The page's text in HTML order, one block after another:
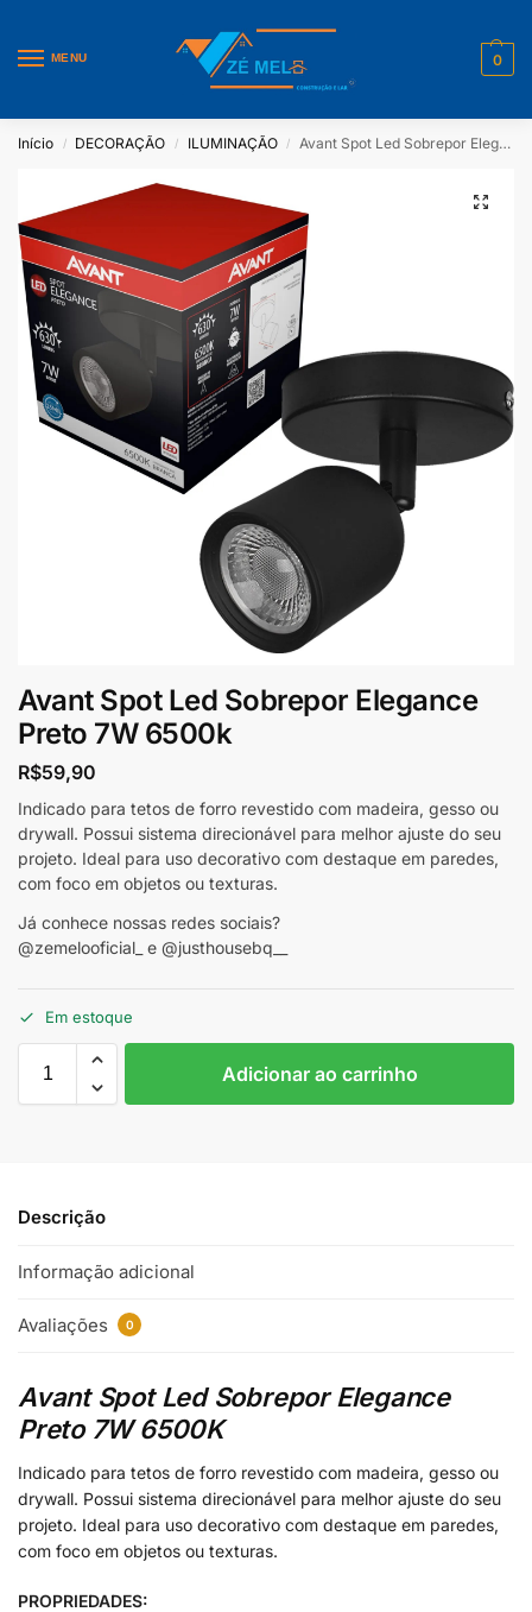
MENU 0
Início / DECORAÇÃO / ILUMINAÇÃO / Avant Spot Led Sobrepor Elegance Preto 7W 6500k
Avant Spot Led Sobrepor Elegance
Preto 7W 6500k
R$59,90
Indicado para tetos de forro revestido com madeira, gesso ou
drywall. Possui sistema direcionável para melhor ajuste do seu
projeto. Ideal para uso decorativo com destaque em paredes,
com foco em objetos ou texturas.
Já conhece nossas redes sociais?
@zemelooficial_ e @justhousebq__
Em estoque
Adicionar ao carrinho
Descrição
Informação adicional
Avaliações 0
Avant Spot Led Sobrepor Elegance
Preto 7W 6500K
Indicado para tetos de forro revestido com madeira, gesso ou
drywall. Possui sistema direcionável para melhor ajuste do seu
projeto. Ideal para uso decorativo com destaque em paredes,
com foco em objetos ou texturas.
PROPRIEDADES: